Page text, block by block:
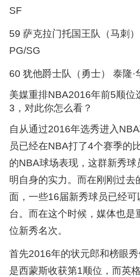
SF
59 萨克拉门托国王队（马刺
PG/SG
60 犹他爵士队（勇士） 泰隆·
美媒重排NBA2016年前5顺位
3，对此你怎么看？
自从通过2016年选秀进入
员已经在NBA打了4个赛季的
的NBA球场表现，这群新秀球
明自身的实力。而在刚刚过去
面，一些16届新秀球员已经
台。而在这个时候，媒体也是
位新秀名次。
首先2016年的状元郎和榜眼
是西蒙斯收获第1顺位，而英